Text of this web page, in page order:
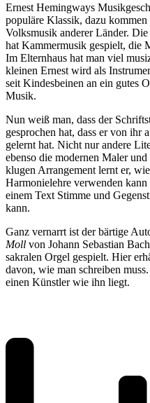
Ernest Hemingways
populäre Klassik, dazu
Volksmusik anderer Länder.
hat Kammermusik gespielt, die
Im Elternhaus hat man viel
kleinen Ernest wird als
seit Kindesbeinen an ein gutes
Musik.
Nun weiß man, dass der
gesprochen hat, dass er von ihr
gelernt hat. Nicht nur andere
ebenso die modernen Maler
klugen Arrangement lernt er,
Harmonielehre verwenden
einem Text Stimme und
kann.
Ganz vernarrt ist der bärtige
Moll von Johann Sebastian
sakralen Orgel gespielt. Hier
davon, wie man schreiben
einen Künstler wie ihn liegt.